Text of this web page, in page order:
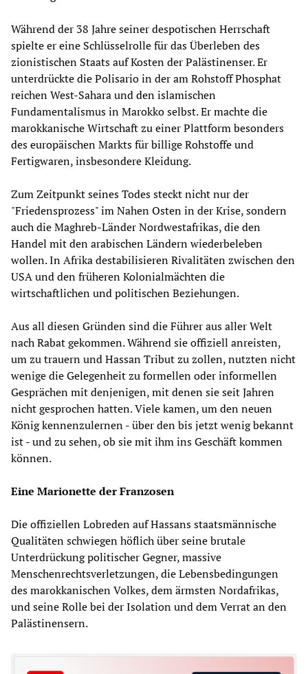
Während der 38 Jahre seiner despotischen Herrschaft
spielte er eine Schlüsselrolle für das Überleben des
zionistischen Staats auf Kosten der Palästinenser. Er
unterdrückte die Polisario in der am Rohstoff Phosphat
reichen West-Sahara und den islamischen
Fundamentalismus in Marokko selbst. Er machte die
marokkanische Wirtschaft zu einer Plattform besonders
des europäischen Markts für billige Rohstoffe und
Fertigwaren, insbesondere Kleidung.
Zum Zeitpunkt seines Todes steckt nicht nur der
"Friedensprozess" im Nahen Osten in der Krise, sondern
auch die Maghreb-Länder Nordwestafrikas, die den
Handel mit den arabischen Ländern wiederbeleben
wollen. In Afrika destabilisieren Rivalitäten zwischen den
USA und den früheren Kolonialmächten die
wirtschaftlichen und politischen Beziehungen.
Aus all diesen Gründen sind die Führer aus aller Welt
nach Rabat gekommen. Während sie offiziell anreisten,
um zu trauern und Hassan Tribut zu zollen, nutzten nicht
wenige die Gelegenheit zu formellen oder informellen
Gesprächen mit denjenigen, mit denen sie seit Jahren
nicht gesprochen hatten. Viele kamen, um den neuen
König kennenzulernen - über den bis jetzt wenig bekannt
ist - und zu sehen, ob sie mit ihm ins Geschäft kommen
können.
Eine Marionette der Franzosen
Die offiziellen Lobreden auf Hassans staatsmännische
Qualitäten schwiegen höflich über seine brutale
Unterdrückung politischer Gegner, massive
Menschenrechtsverletzungen, die Lebensbedingungen
des marokkanischen Volkes, dem ärmsten Nordafrikas,
und seine Rolle bei der Isolation und dem Verrat an den
Palästinensern.